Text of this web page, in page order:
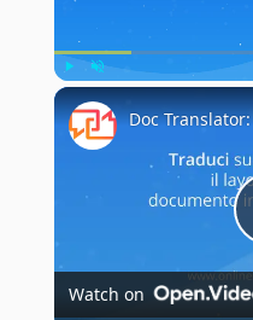
Play Unmute
Watch on